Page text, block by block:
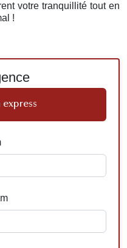
votre tranquillité tout en
!